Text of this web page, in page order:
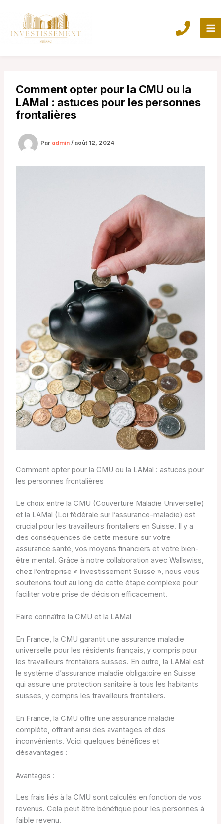
contenu
Comment opter pour la CMU ou la
LAMal : astuces pour les personnes
frontalières
Par admin / août 12, 2024
Comment opter pour la CMU ou la LAMal : astuces pour
les personnes frontalières
Le choix entre la CMU (Couverture Maladie Universelle)
et la LAMal (Loi fédérale sur l’assurance-maladie) est
crucial pour les travailleurs frontaliers en Suisse. Il y a
des conséquences de cette mesure sur votre
assurance santé, vos moyens financiers et votre bien-
être mental. Grâce à notre collaboration avec Wallswiss,
chez l’entreprise « Investissement Suisse », nous vous
soutenons tout au long de cette étape complexe pour
faciliter votre prise de décision efficacement.
Faire connaître la CMU et la LAMal
En France, la CMU garantit une assurance maladie
universelle pour les résidents français, y compris pour
les travailleurs frontaliers suisses. En outre, la LAMal est
le système d’assurance maladie obligatoire en Suisse
qui assure une protection sanitaire à tous les habitants
suisses, y compris les travailleurs frontaliers.
En France, la CMU offre une assurance maladie
complète, offrant ainsi des avantages et des
inconvénients. Voici quelques bénéfices et
désavantages :
Avantages :
Les frais liés à la CMU sont calculés en fonction de vos
revenus. Cela peut être bénéfique pour les personnes à
faible revenu.